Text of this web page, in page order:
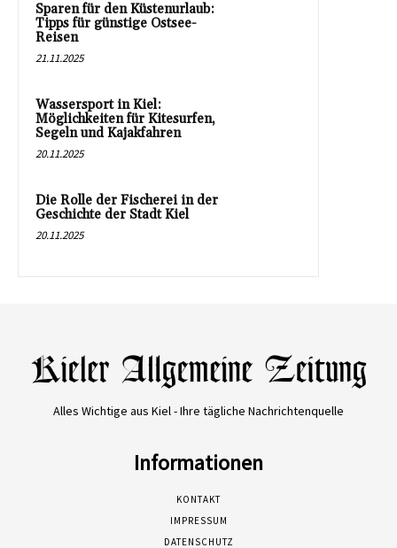
Sparen für den Küstenurlaub:
Tipps für günstige Ostsee-
Reisen
21.11.2025
Wassersport in Kiel:
Möglichkeiten für Kitesurfen,
Segeln und Kajakfahren
20.11.2025
Die Rolle der Fischerei in der
Geschichte der Stadt Kiel
20.11.2025
Alles Wichtige aus Kiel - Ihre tägliche Nachrichtenquelle
Informationen
KONTAKT
IMPRESSUM
DATENSCHUTZ